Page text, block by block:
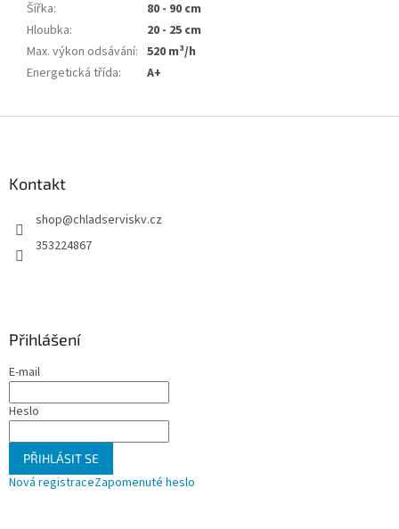
Šířka:
80 - 90 cm
Hloubka:
20 - 25 cm
Max. výkon odsávání: 520 m³/h
Energetická třída: A+
Kontakt
shop@chladserviskv.cz
353224867
Přihlášení
E-mail
Heslo
PŘIHLÁSIT SE
Nová registraceZapomenuté heslo